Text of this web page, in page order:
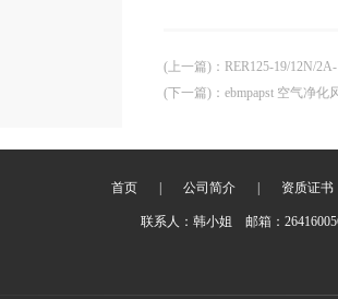
(上一篇) ： RER125-19/12N/
(下一篇) ： ebmpapst 空气净化
首页 公司简介 资质证书
联系人：韩小姐 邮箱：